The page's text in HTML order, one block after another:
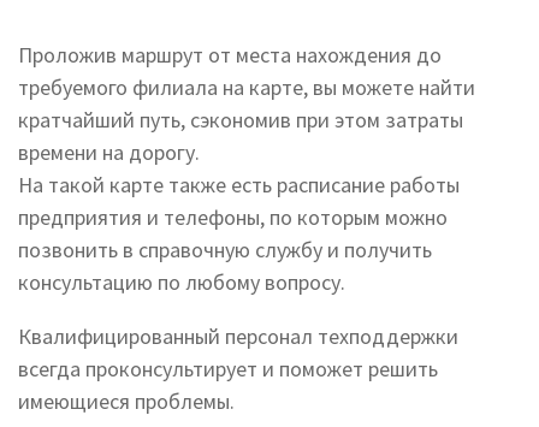
Проложив маршрут от места нахождения до
требуемого филиала на карте, вы можете найти
кратчайший путь, сэкономив при этом затраты
времени на дорогу.
На такой карте также есть расписание работы
предприятия и телефоны, по которым можно
позвонить в справочную службу и получить
консультацию по любому вопросу.
Квалифицированный персонал техподдержки
всегда проконсультирует и поможет решить
имеющиеся проблемы.